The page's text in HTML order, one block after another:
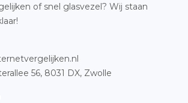
of snel glasvezel? Wij staan
56, 8031 DX, Zwolle